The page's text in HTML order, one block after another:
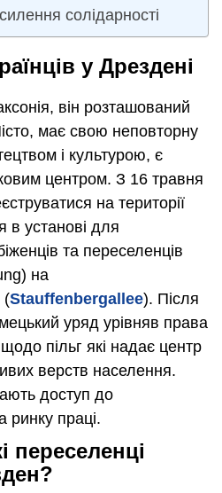
солідарності
у Дрездені
він розташований
має свою неповторну
і культурою, є
центром. З 16 травня
на території
в установі для
та переселенців
на
(Stauffenbergallee). Після
уряд урівняв права
пільг які надає центр
верств населення.
доступ до
ринку праці.
переселенці